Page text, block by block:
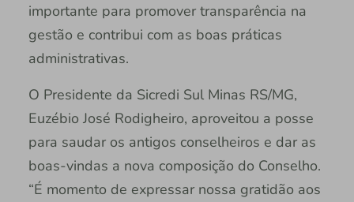
importante para promover transparência na
gestão e contribui com as boas práticas
administrativas.
O Presidente da Sicredi Sul Minas RS/MG,
Euzébio José Rodigheiro, aproveitou a posse
para saudar os antigos conselheiros e dar as
boas-vindas a nova composição do Conselho.
“É momento de expressar nossa gratidão aos